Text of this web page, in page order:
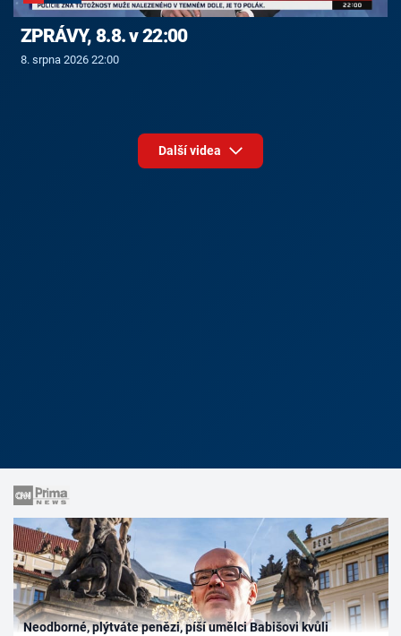
ZPRÁVY, 8.8. v 22:00
8. srpna 2026 22:00
Další videa
Neodborné, plýtváte penězi, píší umělci Babišovi kvůli